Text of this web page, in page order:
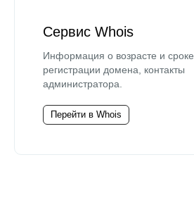
Сервис Whois
Информация о возрасте и сроке
регистрации домена, контакты
администратора.
Перейти в Whois